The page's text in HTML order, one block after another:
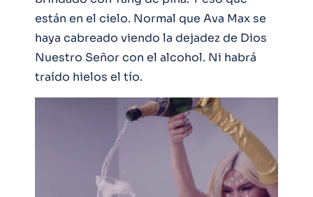
están en el cielo. Normal que Ava Max se
haya cabreado viendo la dejadez de Dios
Nuestro Señor con el alcohol. Ni habrá
traído hielos el tío.